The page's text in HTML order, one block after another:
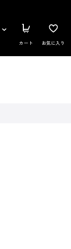
カート お気に入り